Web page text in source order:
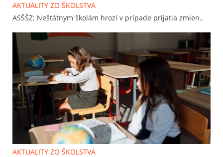
AKTUALITY ZO ŠKOLSTVA
ASŠŠZ: Neštátnym školám hrozí v prípade prijatia zmien..
AKTUALITY ZO ŠKOLSTVA